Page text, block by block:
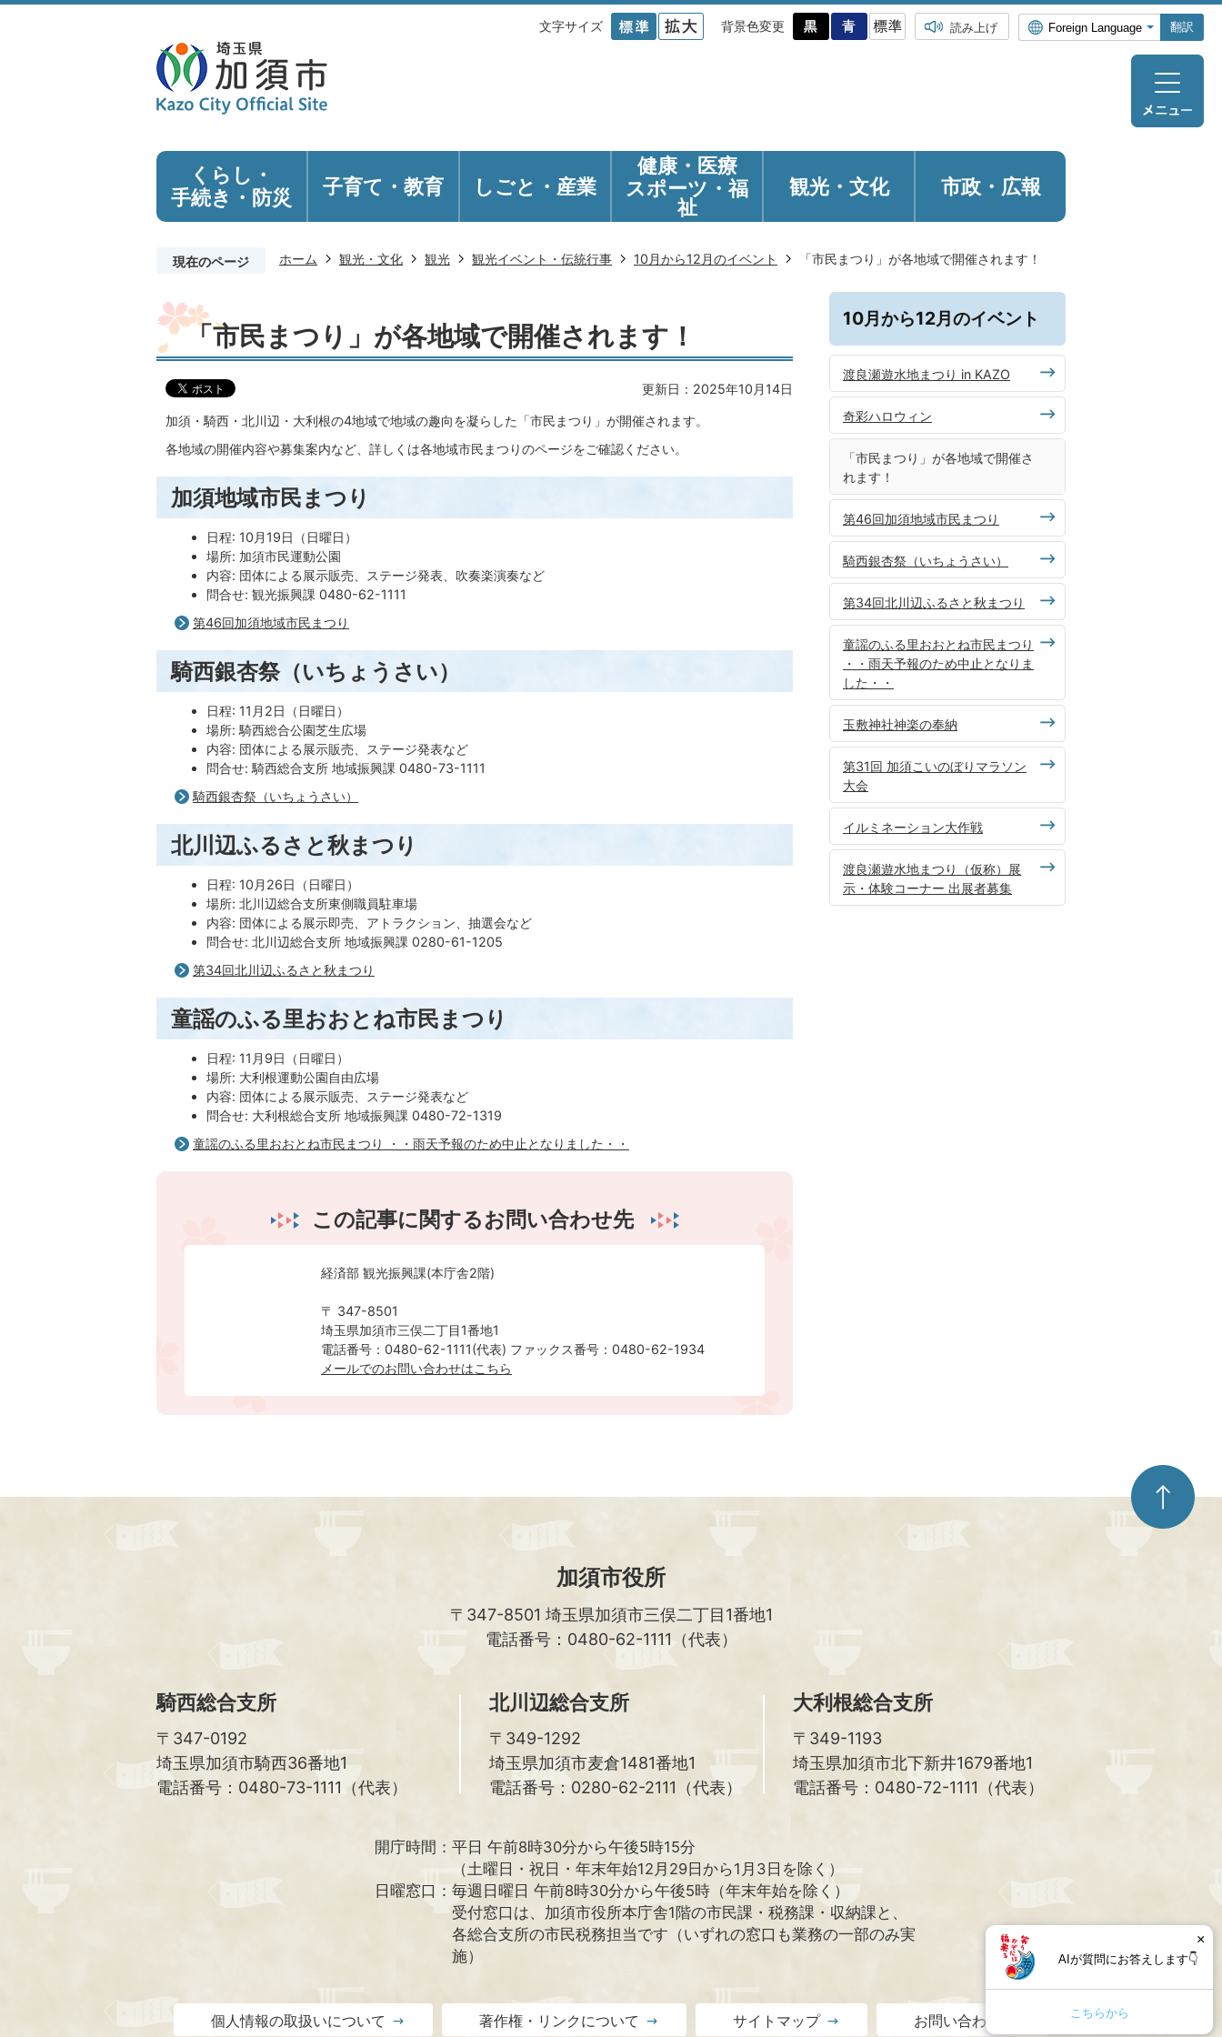
文字サイズ 背景色変更 読み上げ 翻訳
くらし・
手続き ・防災 子育て・教育 しごと・産業
健康・医療
スポーツ・福
祉
観光・ 文化 市政・広報
現在のページ ホーム 観光・文化 観光 観光イベント・伝統行事 10月から12月のイベント 「市民まつり」が各地域で開催されます！
「市民まつり」が各地域で開催されます！
更新日：2025年10月14日
加須・騎西・北川辺・大利根の4地域で地域の趣向を凝らした「市民まつり」が開催されます。
各地域の開催内容や募集案内など、詳しくは各地域市民まつりのページをご確認ください。
加須地域市民まつり
日程: 10月19日（日曜日）
場所: 加須市民運動公園
内容: 団体による展示販売、ステージ発表、吹奏楽演奏など
問合せ: 観光振興課 0480-62-1111
第46回加須地域市民まつり
騎西銀杏祭（いちょうさい）
日程: 11月2日（日曜日）
場所: 騎西総合公園芝生広場
内容: 団体による展示販売、ステージ発表など
問合せ: 騎西総合支所 地域振興課 0480-73-1111
騎西銀杏祭（いちょうさい）
北川辺ふるさと秋まつり
日程: 10月26日（日曜日）
場所: 北川辺総合支所東側職員駐車場
内容: 団体による展示即売、アトラクション、抽選会など
問合せ: 北川辺総合支所 地域振興課 0280-61-1205
第34回北川辺ふるさと秋まつり
童謡のふる里おおとね市民まつり
日程: 11月9日（日曜日）
場所: 大利根運動公園自由広場
内容: 団体による展示販売、ステージ発表など
問合せ: 大利根総合支所 地域振興課 0480-72-1319
童謡のふる里おおとね市民まつり ・・雨天予報のため中止となりました・・
この記事に関するお問い合わせ先
経済部 観光振興課(本庁舎2階)
〒 347-8501
埼玉県加須市三俣二丁目1番地1
電話番号：0480-62-1111(代表) ファックス番号：0480-62-1934
メールでのお問い合わせはこちら
10月から12月のイベント
渡良瀬遊水地まつり in KAZO
奇彩ハロウィン
「市民まつり」が各地域で開催さ
れます！
第46回加須地域市民まつり
騎西銀杏祭（いちょうさい）
第34回北川辺ふるさと秋まつり
童謡のふる里おおとね市民まつり
・・雨天予報のため中止となりま
した・・
玉敷神社神楽の奉納
第31回 加須こいのぼりマラソン
大会
イルミネーション大作戦
渡良瀬遊水地まつり（仮称）展
示・体験コーナー 出展者募集
ペ
ー
ジ
加須市役所
〒347-8501 埼玉県加須市三俣二丁目1番地1
電話番号：0480-62-1111（代表）
騎西総合支所
〒347-0192
埼玉県加須市騎西36番地1
電話番号：0480-73-1111（代表）
北川辺総合支所
〒349-1292
埼玉県加須市麦倉1481番地1
電話番号：0280-62-2111（代表）
大利根総合支所
〒349-1193
埼玉県加須市北下新井1679番地1
電話番号：0480-72-1111（代表）
開庁時間： 平日 午前8時30分から午後5時15分
（土曜日・祝日・年末年始12月29日から1月3日を除く）
日曜窓口： 毎週日曜日 午前8時30分から午後5時（年末年始を除く）
受付窓口は、加須市役所本庁舎1階の市民課・税務課・収納課と、
各総合支所の市民税務担当です（いずれの窓口も業務の一部のみ実
施）
個人情報の取扱いについて 著作権・リンクについて サイトマップ お問い合わせ
AIが質問にお答えします👇
こちらから
×